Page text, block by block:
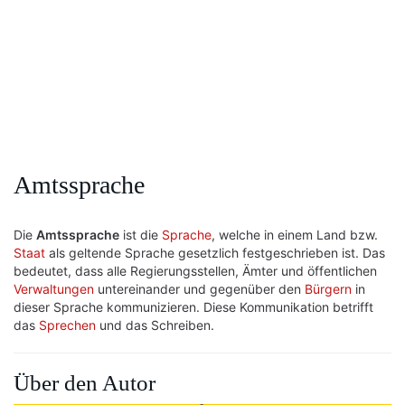
Amtssprache
Die Amtssprache ist die Sprache, welche in einem Land bzw.
Staat als geltende Sprache gesetzlich festgeschrieben ist. Das
bedeutet, dass alle Regierungsstellen, Ämter und öffentlichen
Verwaltungen untereinander und gegenüber den Bürgern in
dieser Sprache kommunizieren. Diese Kommunikation betrifft
das Sprechen und das Schreiben.
Über den Autor